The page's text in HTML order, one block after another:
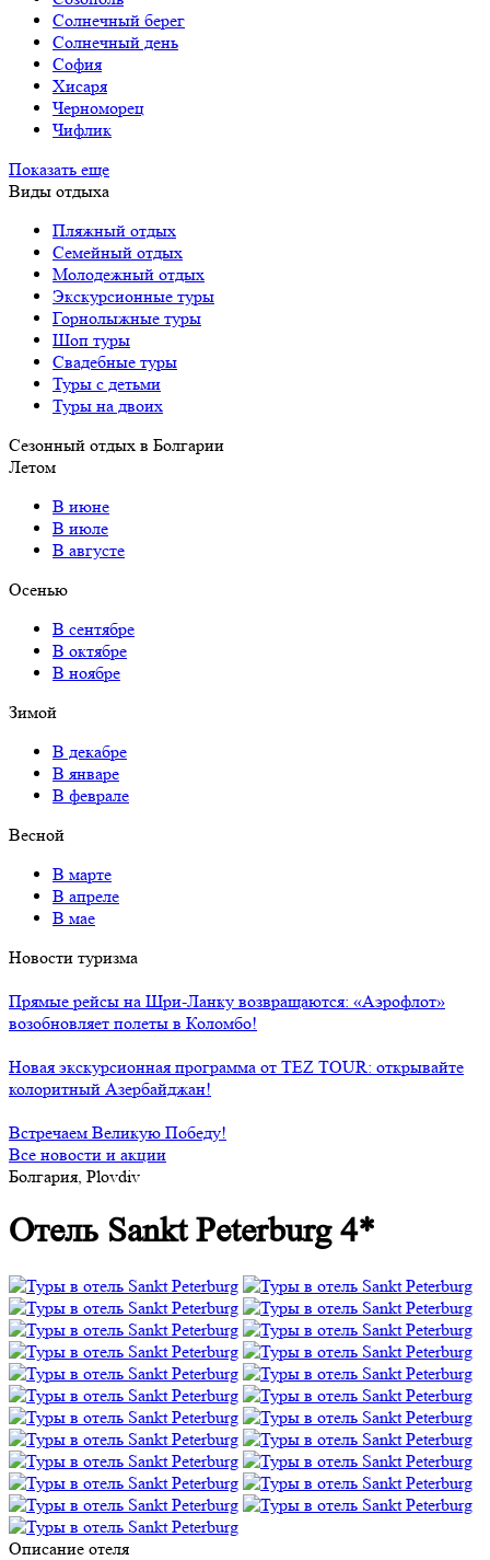
Солнечный берег
Солнечный день
София
Хисаря
Черноморец
Чифлик
Показать еще
Виды отдыха
Пляжный отдых
Семейный отдых
Молодежный отдых
Экскурсионные туры
Горнолыжные туры
Шоп туры
Свадебные туры
Туры с детьми
Туры на двоих
Сезонный отдых в Болгарии
Летом
В июне
В июле
В августе
Осенью
В сентябре
В октябре
В ноябре
Зимой
В декабре
В январе
В феврале
Весной
В марте
В апреле
В мае
Новости туризма
Прямые рейсы на Шри-Ланку возвращаются: «Аэрофлот»
возобновляет полеты в Коломбо!
Новая экскурсионная программа от TEZ TOUR: открывайте
колоритный Азербайджан!
Встречаем Великую Победу!
Все новости и акции
Болгария, Plovdiv
Отель Sankt Peterburg 4*
Описание отеля